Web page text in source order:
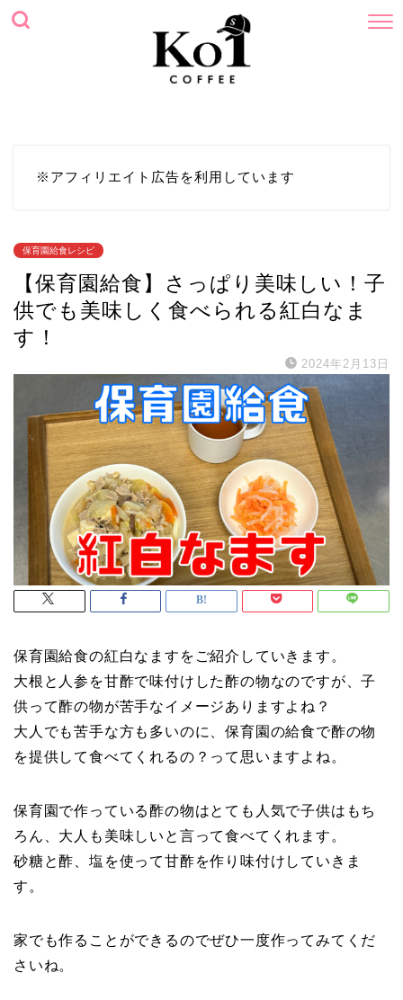
※アフィリエイト広告を利用しています
保育園給食レシピ
【保育園給食】さっぱり美味しい！子
供でも美味しく食べられる紅白なま
す！
2024年2月13日
保育園給食の紅白なますをご紹介していきます。
大根と人参を甘酢で味付けした酢の物なのですが、子
供って酢の物が苦手なイメージありますよね？
大人でも苦手な方も多いのに、保育園の給食で酢の物
を提供して食べてくれるの？って思いますよね。
保育園で作っている酢の物はとても人気で子供はもち
ろん、大人も美味しいと言って食べてくれます。
砂糖と酢、塩を使って甘酢を作り味付けしていきま
す。
家でも作ることができるのでぜひ一度作ってみてくだ
さいね。